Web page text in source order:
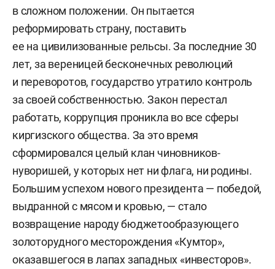
в сложном положении. Он пытается
реформировать страну, поставить
ее на цивилизованные рельсы. За последние 30
лет, за вереницей бесконечных революций
и переворотов, государство утратило контроль
за своей собственностью. Закон перестал
работать, коррупция проникла во все сферы
киргизского общества. За это время
сформировался целый клан чиновников-
нуворишей, у которых нет ни флага, ни родины.
Большим успехом нового президента — победой,
выдранной с мясом и кровью, — стало
возвращение народу бюджетообразующего
золоторудного месторождения «Кумтор»,
оказавшегося в лапах западных «инвесторов».